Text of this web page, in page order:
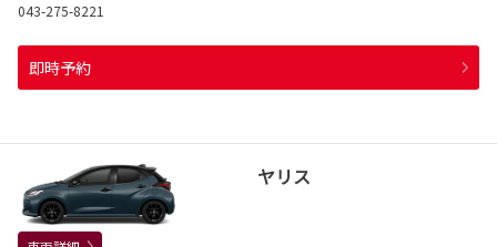
043-275-8221
即時予約
ヤリス